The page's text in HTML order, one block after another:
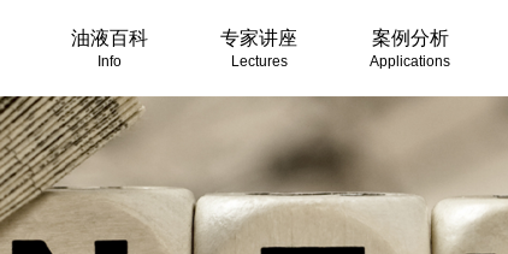
油液百科
Info
专家讲座
Lectures
案例分析
Applications